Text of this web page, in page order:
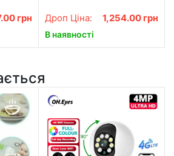
грн
12мп з екраном та нічним
баченням
Дроп Ціна: 1,254.00 грн
В наявності